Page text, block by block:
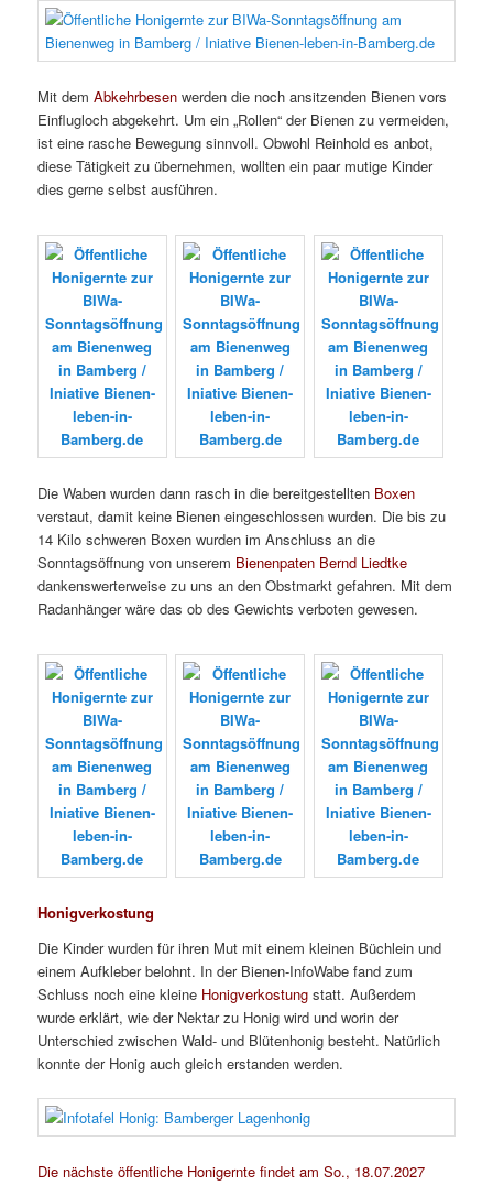
Mit demAbkehrbesen werden die noch ansitzenden Bienen vors
Einflugloch abgekehrt. Um ein „Rollen“ der Bienen zu vermeiden,
ist eine rasche Bewegung sinnvoll. Obwohl Reinhold es anbot,
diese Tätigkeit zu übernehmen, wollten ein paar mutige Kinder
dies gerne selbst ausführen.
Die Waben wurden dann rasch in die bereitgestellten Boxen
verstaut, damit keine Bienen eingeschlossen wurden. Die bis zu
14 Kilo schweren Boxen wurden im Anschluss an die
Sonntagsöffnung von unserem Bienenpaten Bernd Liedtke
dankenswerterweise zu uns an den Obstmarkt gefahren. Mit dem
Radanhänger wäre das ob des Gewichts verboten gewesen.
Honigverkostung
Die Kinder wurden für ihren Mut mit einem kleinen Büchlein und
einem Aufkleber belohnt. In der Bienen-InfoWabe fand zum
Schluss noch eine kleine Honigverkostung statt. Außerdem
wurde erklärt, wie der Nektar zu Honig wird und worin der
Unterschied zwischen Wald- und Blütenhonig besteht. Natürlich
konnte der Honig auch gleich erstanden werden.
Die nächste öffentliche Honigernte findet am So., 18.07.2027